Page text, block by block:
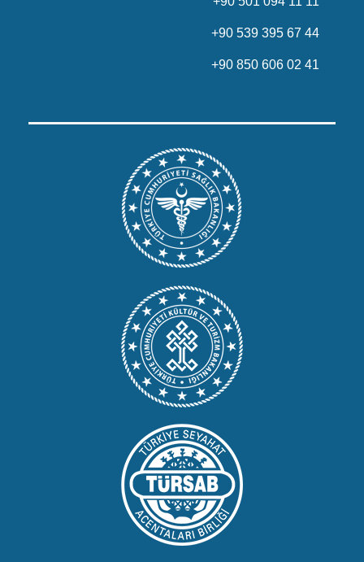
+90 539 395 67 44
+90 850 606 02 41